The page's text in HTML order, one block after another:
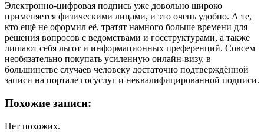
Электронно-цифровая подпись уже довольно широко
применяется физическими лицами, и это очень удобно. А те,
кто ещё не оформил её, тратят намного больше времени для
решения вопросов с ведомствами и госструктурами, а также
лишают себя льгот и информационных преференций. Совсем
необязательно покупать усиленную онлайн-визу, в
большинстве случаев человеку достаточно подтверждённой
записи на портале госуслуг и неквалифицированной подписи.
Похожие записи:
Нет похожих.